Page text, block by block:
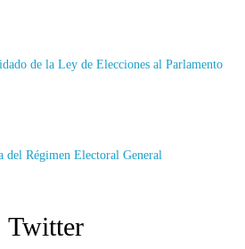
de la Ley de Elecciones al Parlamento
del Régimen Electoral General
Twitter